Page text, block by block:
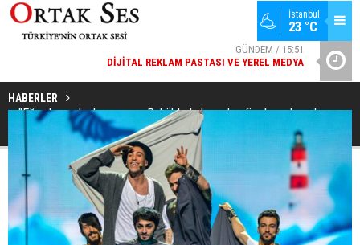
İstanbul
23 °C
GÜNDEM / 15:51
DIJITAL REKLAM PASTASI VE YEREL MEDYA
SPOR / 14:20
GENÇLERBIRLIĞI SPOR KULÜBÜNDEN AÇIKLAMA GELDI
HABERLER
''Eğer başarılı olamazsam Bakü'de kalırım, keyfim burada çok
yerinde”